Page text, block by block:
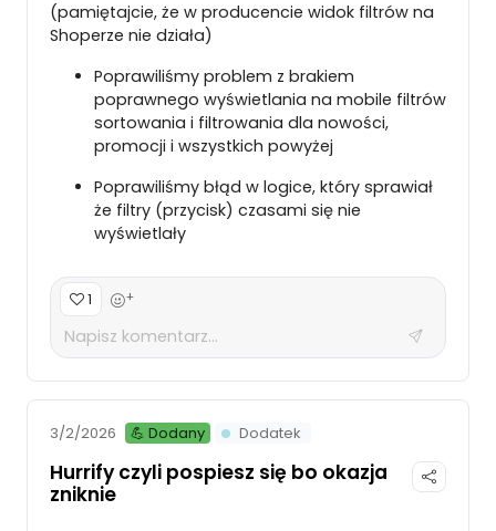
(pamiętajcie, że w producencie widok filtrów na
Shoperze nie działa)
Poprawiliśmy problem z brakiem
poprawnego wyświetlania na mobile filtrów
sortowania i filtrowania dla nowości,
promocji i wszystkich powyżej
Poprawiliśmy błąd w logice, który sprawiał
że filtry (przycisk) czasami się nie
wyświetlały
1 +
3/2/2026 💪 Dodany Dodatek
Hurrify czyli pospiesz się bo okazja
zniknie